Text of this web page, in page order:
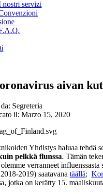
nostri servizi
aivan
Segreteria
il: Marzo 15, 2020
Yhdistys haluaa tehdä
pelkkä flunssa. Tämän
verranneet influenssasta
2019) saatavana täällä;
jotka on kerätty 15.